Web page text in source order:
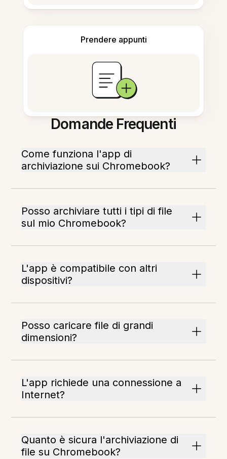
Prendere appunti
Domande Frequenti
Come funziona l'app di
archiviazione sui Chromebook?
Posso archiviare tutti i tipi di file
sul mio Chromebook?
L'app è compatibile con altri
dispositivi?
Posso caricare file di grandi
dimensioni?
L'app richiede una connessione a
Internet?
Quanto è sicura l'archiviazione di
file su Chromebook?